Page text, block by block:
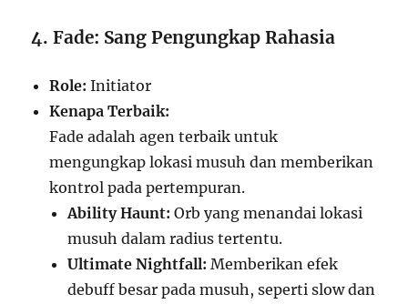
4. Fade: Sang Pengungkap Rahasia
Role: Initiator
Kenapa Terbaik:
Fade adalah agen terbaik untuk
mengungkap lokasi musuh dan memberikan
kontrol pada pertempuran.
Ability Haunt: Orb yang menandai lokasi
musuh dalam radius tertentu.
Ultimate Nightfall: Memberikan efek
debuff besar pada musuh, seperti slow dan